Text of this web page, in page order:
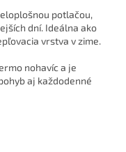
potlačou,
dní. Ideálna ako
vrstva v zime.
nohavíc a je
aj každodenné